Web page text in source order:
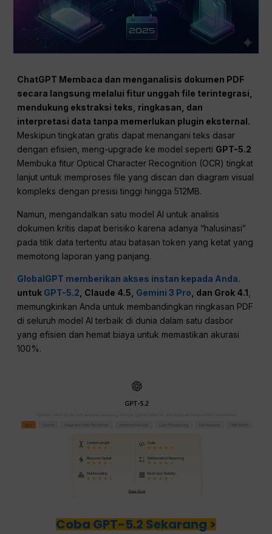
ChatGPT Membaca dan menganalisis dokumen PDF
secara langsung melalui fitur unggah file terintegrasi,
mendukung ekstraksi teks, ringkasan, dan
interpretasi data tanpa memerlukan plugin eksternal.
Meskipun tingkatan gratis dapat menangani teks dasar
dengan efisien, meng-upgrade ke model seperti GPT-5.2
Membuka fitur Optical Character Recognition (OCR) tingkat
lanjut untuk memproses file yang discan dan diagram visual
kompleks dengan presisi tinggi hingga 512MB.
Namun, mengandalkan satu model AI untuk analisis
dokumen kritis dapat berisiko karena adanya “halusinasi”
pada titik data tertentu atau batasan token yang ketat yang
memotong laporan yang panjang.
GlobalGPT memberikan akses instan kepada Anda.
untuk GPT-5.2 , Claude 4.5, Gemini 3 Pro , dan Grok 4.1
memungkinkan Anda untuk membandingkan ringkasan PDF
di seluruh model AI terbaik di dunia dalam satu dasbor
yang efisien dan hemat biaya untuk memastikan akurasi
100%.
Coba GPT-5.2 Sekarang >